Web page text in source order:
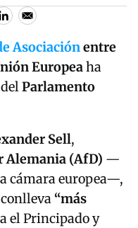
Asociaciónentre
Europeaha
Parlamento
Sell,
Alemania (AfD) —
cámara europea—,
“más
el Principado y